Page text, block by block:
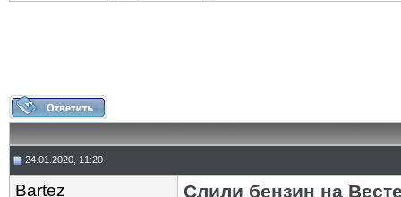
24.01.2020, 11:20
Bartez Слили бензин на